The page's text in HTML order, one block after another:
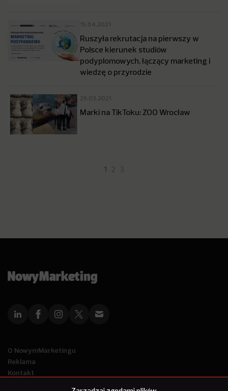
15.04.2021
Ruszyła rekrutacja na pierwszy w
Polsce kierunek studiów
podyplomowych, łączący marketing i
wiedzę o przyrodzie
29.03.2021
Marki na TikToku: ZOO Wrocław
1 2 3
O NowymMarketingu
Reklama
Kontakt